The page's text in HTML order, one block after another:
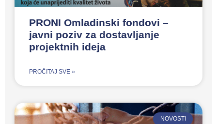
PRONI Omladinski fondovi –
javni poziv za dostavljanje
projektnih ideja
PROČITAJ SVE »
NOVOSTI